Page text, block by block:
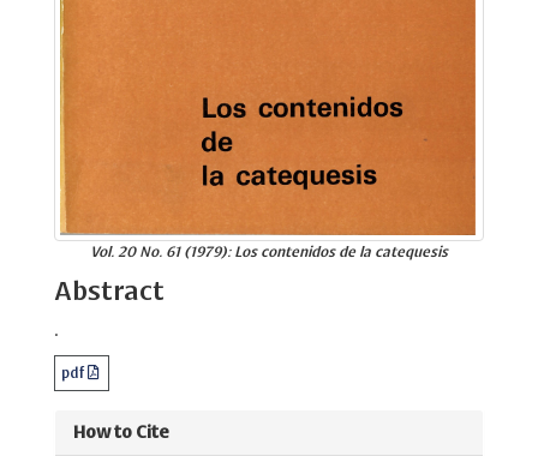
Vol. 20 No. 61 (1979): Los contenidos de la catequesis
Abstract
.
pdf
How to Cite